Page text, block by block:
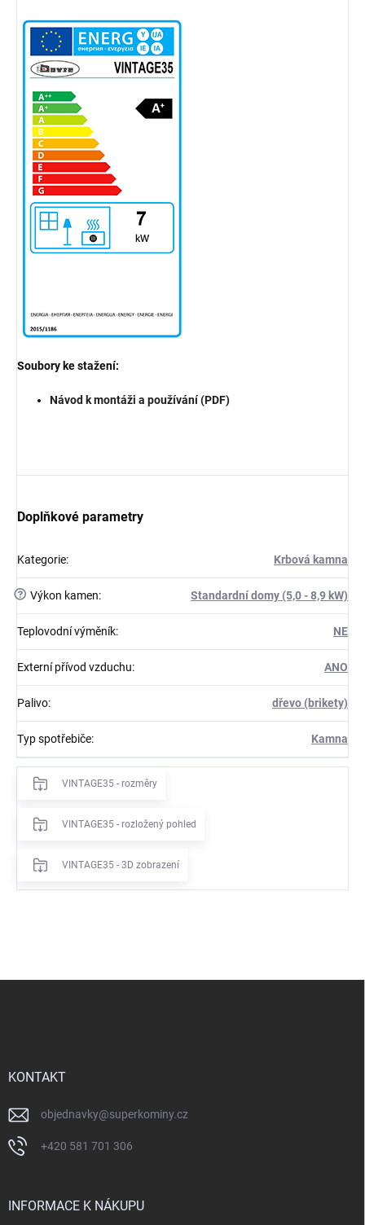
Soubory ke stažení:
Návod k montáži a používání (PDF)
Doplňkové parametry
Kategorie: Krbová kamna
? Výkon kamen: Standardní domy (5,0 - 8,9 kW)
Teplovodní výměník: NE
Externí přívod vzduchu: ANO
Palivo: dřevo (brikety)
Typ spotřebiče: Kamna
VINTAGE35 - rozměry
VINTAGE35 - rozložený pohled
VINTAGE35 - 3D zobrazení
KONTAKT
objednavky@superkominy.cz
+420 581 701 306
INFORMACE K NÁKUPU